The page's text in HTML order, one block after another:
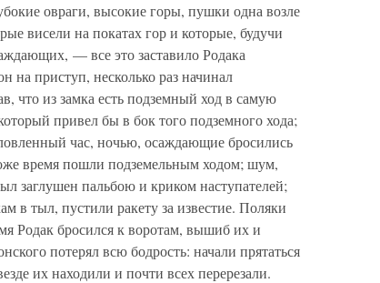
овраги, высокие горы, пушки одна возле
висели на покатах гор и которые, будучи
— все это заставило Родака
на приступ, несколько раз начинал
что из замка есть подземный ход в самую
привел бы в бок того подземного хода;
час, ночью, осаждающие бросились
время пошли подземельным ходом; шум,
заглушен пальбою и криком наступателей;
в тыл, пустили ракету за известие. Поляки
Родак бросился к воротам, вышиб их и
потерял всю бодрость: начали прятаться
их находили и почти всех перерезали.